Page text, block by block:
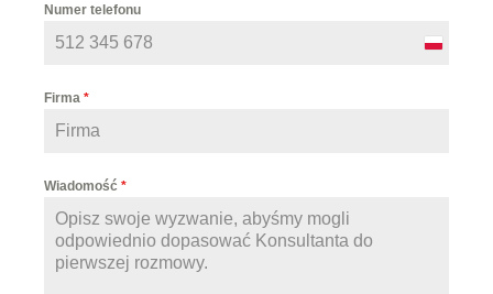
Numer telefonu
P
Firma *
Wiadomość *